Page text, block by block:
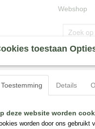
Webshop
toestaan
Toestemming Details
deze website worden
worden door ons gebruikt